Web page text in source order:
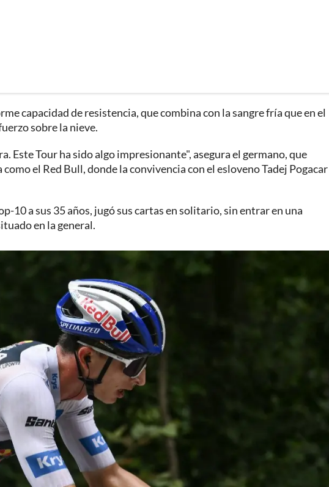
capacidad de resistencia, que combina con la sangre fría que en el
sobre la nieve.
Este Tour ha sido algo impresionante", asegura el germano, que
el Red Bull, donde la convivencia con el esloveno Tadej Pogacar
10 a sus 35 años, jugó sus cartas en solitario, sin entrar en una
en la general.